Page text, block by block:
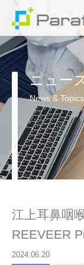
ニュー
News & Topics
江上耳鼻咽
REEVEER
2024.06.20